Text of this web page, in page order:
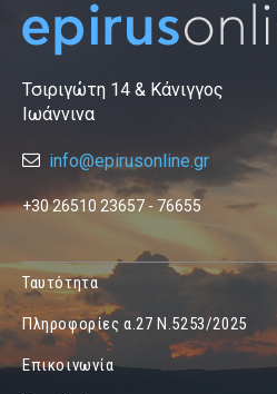
Τσιριγώτη 14 & Κάνιγγος
Ιωάννινα
info@epirusonline.gr
+30 26510 23657 - 76655
Ταυτότητα
Πληροφορίες α.27 Ν.5253/2025
Επικοινωνία